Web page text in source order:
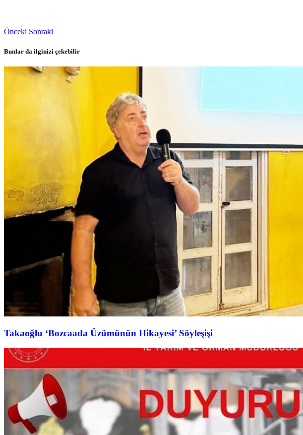
Önceki Sonraki
Bunlar da ilginizi çekebilir
Takaoğlu ‘Bozcaada Üzümünün Hikayesi’ Söyleşişi